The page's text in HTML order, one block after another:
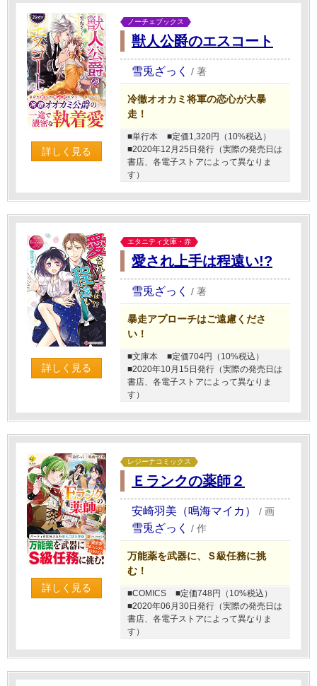
詳しく見る
ノーチェブックス
獣人公爵のエスコート
雪兎ざっく / 著
冷徹オオカミ将軍の恋心が大暴
走！
■単行本
■定価1,320円（10%税込）
■2020年12月25日発行（実際の発売日は
書店、各電子ストアによって異なりま
す）
詳しく見る
エタニティ文庫・赤
愛され上手は程遠い!?
雪兎ざっく / 著
暴走アプローチはご遠慮くださ
い！
■文庫本
■定価704円（10%税込）
■2020年10月15日発行（実際の発売日は
書店、各電子ストアによって異なりま
す）
詳しく見る
レジーナコミックス
Ｅランクの薬師２
安崎羽美（鳴海マイカ） / 画
雪兎ざっく / 作
万能薬を武器に、Ｓ級任務に挑
む！
■COMICS
■定価748円（10%税込）
■2020年06月30日発行（実際の発売日は
書店、各電子ストアによって異なりま
す）